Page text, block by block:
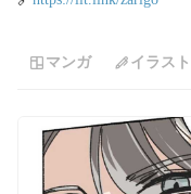
マンガ イラスト